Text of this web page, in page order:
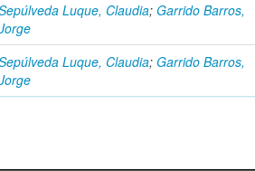
Luque, Claudia; Garrido Barros,
Luque, Claudia; Garrido Barros,